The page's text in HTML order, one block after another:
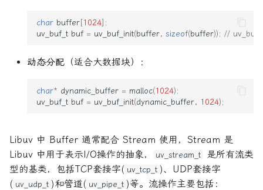
char buffer[1024];
uv_buf_t buf = uv_buf_init(buffer, sizeof(buffer)); //
动态分配 （适合大数据块）：
char* dynamic_buffer = malloc(1024);
uv_buf_t buf = uv_buf_init(dynamic_buffer, 1024);
Libuv 中 Buffer 通常配合 Stream 使用，Stream 是
Libuv 中用于表示I/O操作的抽象，
uv_stream_t
是所有流类
型的基类，包括TCP套接字( uv_tcp_t )、UDP套接字
( uv_udp_t )和管道( uv_pipe_t )等。流操作主要包括：